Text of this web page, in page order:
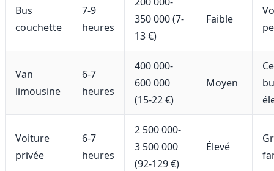
Bus
couchette
7-9
heures
350 000 (7-
13 €)
Faible
Van
limousine
6-7
heures
400 000-
600 000
(15-22 €)
Moyen
Voiture
privée
6-7
heures
2 500 000-
3 500 000
(92-129 €)
Élevé